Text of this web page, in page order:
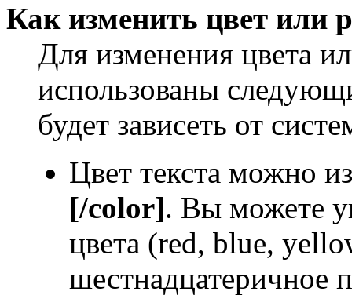
Как изменить цвет или
Для изменения цвета
использованы
будет зависеть от
Цвет текста можно
[/color]. Вы можете
цвета (red, blue,
шестнадцатеричное